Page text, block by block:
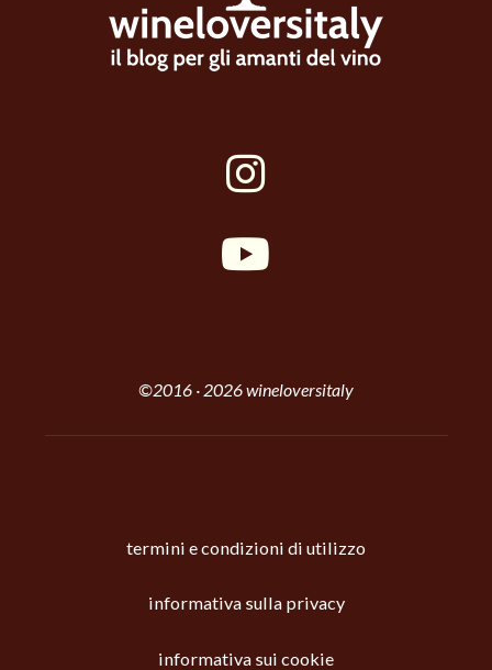
©2016 · 2026 wineloversitaly
termini e condizioni di utilizzo
informativa sulla privacy
informativa sui cookie